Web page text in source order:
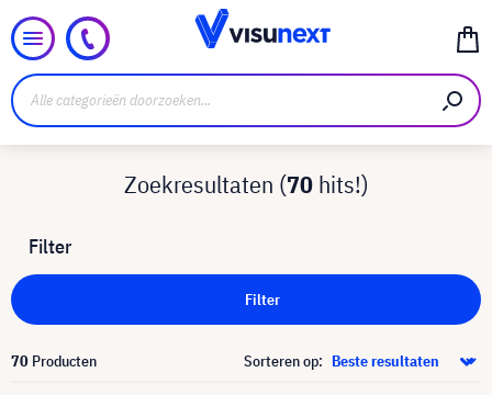
Zoekresultaten (70hits!)
Filter
Filter
70 Producten Sorteren op: